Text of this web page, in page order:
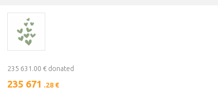
235 631.00 € donated
235 671 .28 €